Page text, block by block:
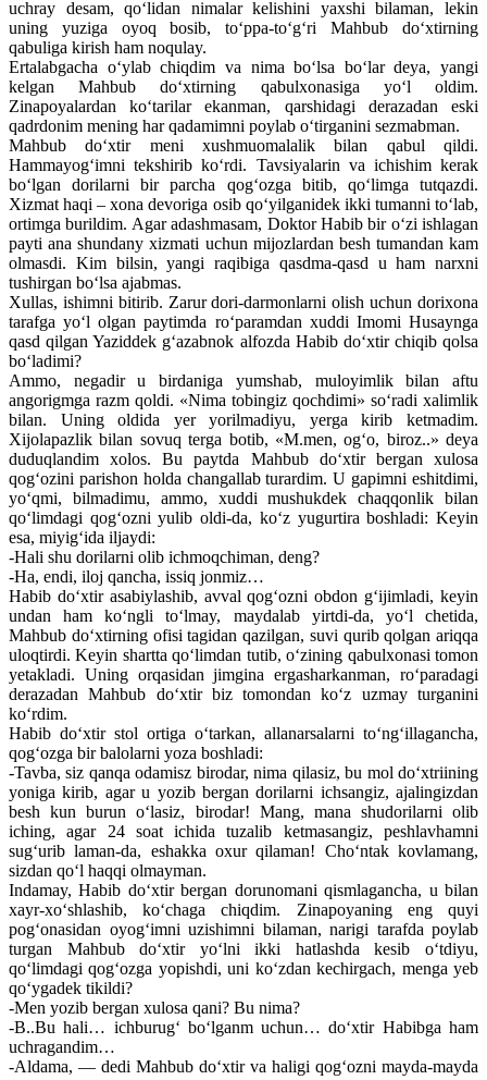
uchray desam, qo‘lidan nimalar kelishini yaxshi bilaman, lekin
uning yuziga oyoq bosib, to‘ppa-to‘g‘ri Mahbub do‘xtirning
qabuliga kirish ham noqulay.
Ertalabgacha o‘ylab chiqdim va nima bo‘lsa bo‘lar deya, yangi
kelgan Mahbub do‘xtirning qabulxonasiga yo‘l oldim.
Zinapoyalardan ko‘tarilar ekanman, qarshidagi derazadan eski
qadrdonim mening har qadamimni poylab o‘tirganini sezmabman.
Mahbub do‘xtir meni xushmuomalalik bilan qabul qildi.
Hammayog‘imni tekshirib ko‘rdi. Tavsiyalarin va ichishim kerak
bo‘lgan dorilarni bir parcha qog‘ozga bitib, qo‘limga tutqazdi.
Xizmat haqi – xona devoriga osib qo‘yilganidek ikki tumanni to‘lab,
ortimga burildim. Agar adashmasam, Doktor Habib bir o‘zi ishlagan
payti ana shundany xizmati uchun mijozlardan besh tumandan kam
olmasdi. Kim bilsin, yangi raqibiga qasdma-qasd u ham narxni
tushirgan bo‘lsa ajabmas.
Xullas, ishimni bitirib. Zarur dori-darmonlarni olish uchun dorixona
tarafga yo‘l olgan paytimda ro‘paramdan xuddi Imomi Husaynga
qasd qilgan Yaziddek g‘azabnok alfozda Habib do‘xtir chiqib qolsa
bo‘ladimi?
Ammo, negadir u birdaniga yumshab, muloyimlik bilan aftu
angorigmga razm qoldi. «Nima tobingiz qochdimi» so‘radi xalimlik
bilan. Uning oldida yer yorilmadiyu, yerga kirib ketmadim.
Xijolapazlik bilan sovuq terga botib, «M.men, og‘o, biroz..» deya
duduqlandim xolos. Bu paytda Mahbub do‘xtir bergan xulosa
qog‘ozini parishon holda changallab turardim. U gapimni eshitdimi,
yo‘qmi, bilmadimu, ammo, xuddi mushukdek chaqqonlik bilan
qo‘limdagi qog‘ozni yulib oldi-da, ko‘z yugurtira boshladi: Keyin
esa, miyig‘ida iljaydi:
-Hali shu dorilarni olib ichmoqchiman, deng?
-Ha, endi, iloj qancha, issiq jonmiz…
Habib do‘xtir asabiylashib, avval qog‘ozni obdon g‘ijimladi, keyin
undan ham ko‘ngli to‘lmay, maydalab yirtdi-da, yo‘l chetida,
Mahbub do‘xtirning ofisi tagidan qazilgan, suvi qurib qolgan ariqqa
uloqtirdi. Keyin shartta qo‘limdan tutib, o‘zining qabulxonasi tomon
yetakladi. Uning orqasidan jimgina ergasharkanman, ro‘paradagi
derazadan Mahbub do‘xtir biz tomondan ko‘z uzmay turganini
ko‘rdim.
Habib do‘xtir stol ortiga o‘tarkan, allanarsalarni to‘ng‘illagancha,
qog‘ozga bir balolarni yoza boshladi:
-Tavba, siz qanqa odamisz birodar, nima qilasiz, bu mol do‘xtriining
yoniga kirib, agar u yozib bergan dorilarni ichsangiz, ajalingizdan
besh kun burun o‘lasiz, birodar! Mang, mana shudorilarni olib
iching, agar 24 soat ichida tuzalib ketmasangiz, peshlavhamni
sug‘urib laman-da, eshakka oxur qilaman! Cho‘ntak kovlamang,
sizdan qo‘l haqqi olmayman.
Indamay, Habib do‘xtir bergan dorunomani qismlagancha, u bilan
xayr-xo‘shlashib, ko‘chaga chiqdim. Zinapoyaning eng quyi
pog‘onasidan oyog‘imni uzishimni bilaman, narigi tarafda poylab
turgan Mahbub do‘xtir yo‘lni ikki hatlashda kesib o‘tdiyu,
qo‘limdagi qog‘ozga yopishdi, uni ko‘zdan kechirgach, menga yeb
qo‘ygadek tikildi?
-Men yozib bergan xulosa qani? Bu nima?
-B..Bu hali… ichburug‘ bo‘lganm uchun… do‘xtir Habibga ham
uchragandim…
-Aldama, — dedi Mahbub do‘xtir va haligi qog‘ozni mayda-mayda